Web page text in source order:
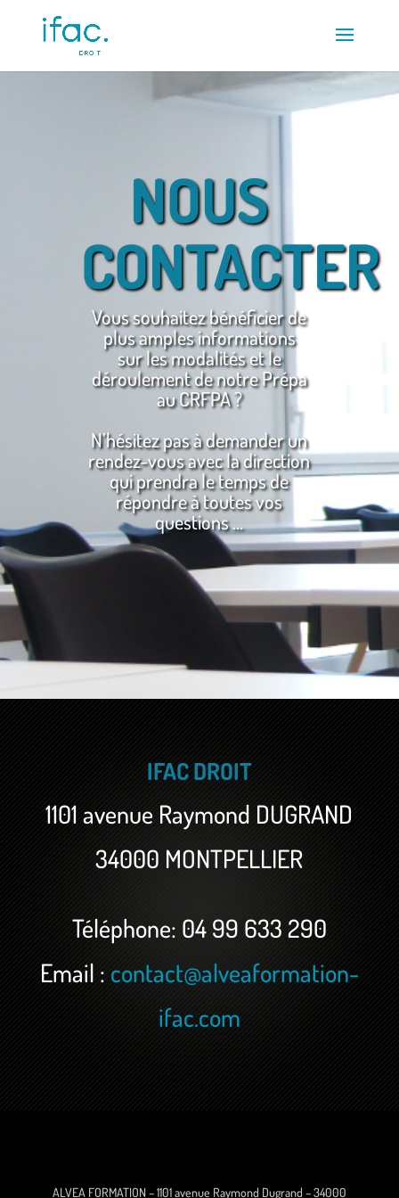
NOUS
CONTACTER
Vous souhaitez bénéficier de
plus amples informations
sur les modalités et le
déroulement de notre Prépa
au CRFPA ?
N’hésitez pas à demander un
rendez-vous avec la direction
qui prendra le temps de
répondre à toutes vos
questions …
IFAC DROIT
1101 avenue Raymond DUGRAND
34000 MONTPELLIER
Téléphone: 04 99 633 290
Email : contact@alveaformation-
ifac.com
ALVEA FORMATION – 1101 avenue Raymond Dugrand – 34000